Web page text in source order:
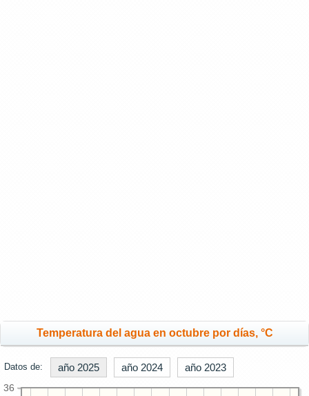
Temperatura del agua en octubre por días, °C
Datos de: año 2025 año 2024 año 2023
36